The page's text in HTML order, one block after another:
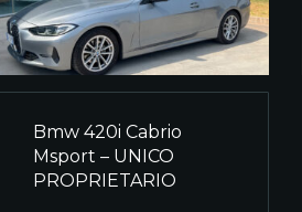
Bmw 420i Cabrio
Msport – UNICO
PROPRIETARIO